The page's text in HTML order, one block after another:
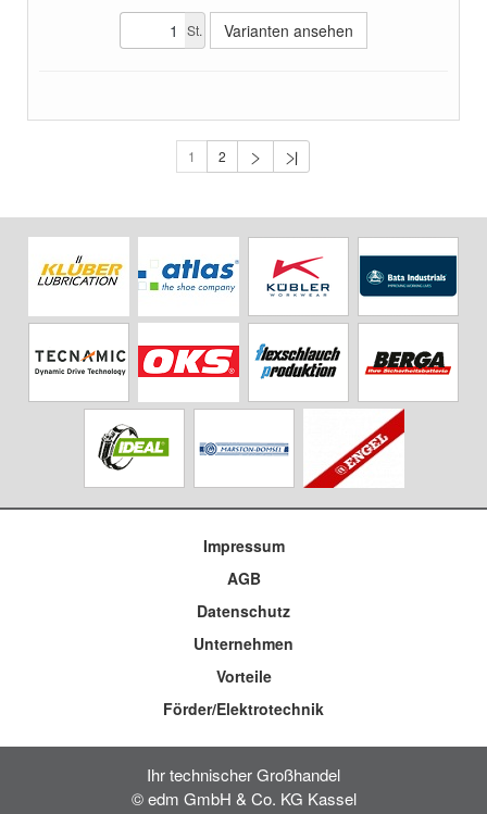
St. Varianten ansehen
1 2
Impressum
AGB
Datenschutz
Unternehmen
Vorteile
Förder/Elektrotechnik
Ihr technischer Großhandel
© edm GmbH & Co. KG Kassel